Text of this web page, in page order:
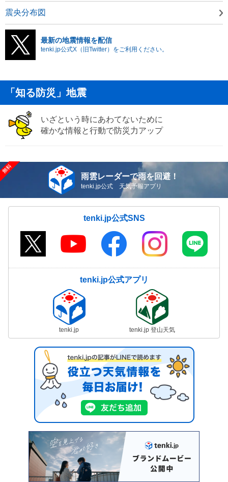
震央分布図
最新の地震情報を配信
tenki.jp公式X（旧Twitter）をご利用ください。
「知る防災」地震
いざという時にあわてないために
確かな情報と行動で防災力アップ
雨雲レーダーで雨を回避！
tenki.jp公式 天気予報アプリ
tenki.jp公式SNS
tenki.jp公式アプリ
tenki.jp tenki.jp 登山天気